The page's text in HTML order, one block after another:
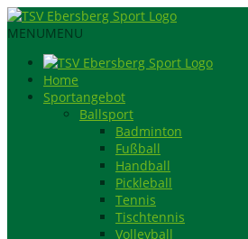
MENUMENU
Home
Sportangebot
Ballsport
Badminton
Fußball
Handball
Pickleball
Tennis
Tischtennis
Volleyball